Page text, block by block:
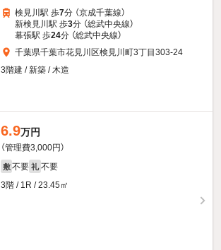
検見川駅 歩7分 （京成千葉線）
新検見川駅 歩3分 （総武中央線）
幕張駅 歩24分 （総武中央線）
千葉県千葉市花見川区検見川町3丁目303-24
3階建 / 新築 / 木造
6.9万円
（管理費3,000円）
敷 不要 礼 不要
3階 / 1R / 23.45㎡